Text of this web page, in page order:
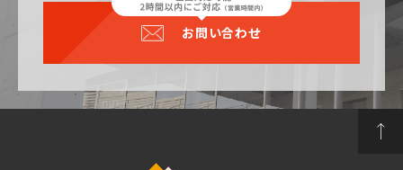
お問い合わせ